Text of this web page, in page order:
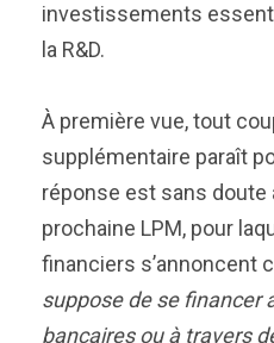
investissements
la R&D.
À première vue, tout
supplémentaire paraît
réponse est sans doute
prochaine LPM, pour
financiers s’annoncent
suppose de se financer
bancaires ou à travers